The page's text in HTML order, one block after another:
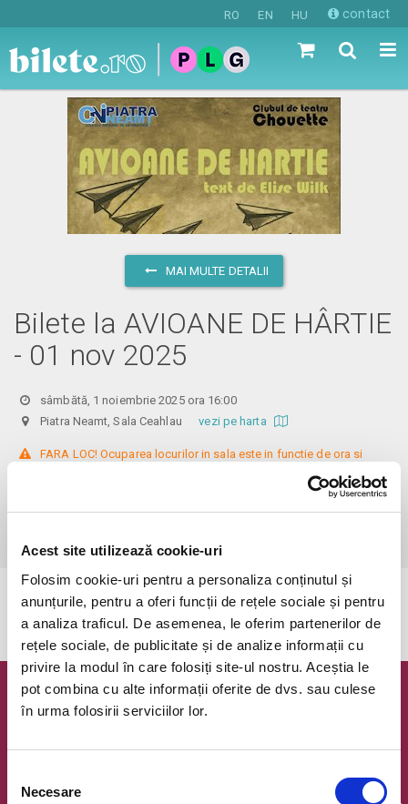
Acest site utilizează cookie-uri
Folosim cookie-uri pentru a personaliza conținutul și
anunțurile, pentru a oferi funcții de rețele sociale și pentru
a analiza traficul. De asemenea, le oferim partenerilor de
rețele sociale, de publicitate și de analize informații cu
privire la modul în care folosiți site-ul nostru. Aceștia le
pot combina cu alte informații oferite de dvs. sau culese
în urma folosirii serviciilor lor.
consimțământului
Necesare
RO EN HU contact
MAI MULTE DETALII
Bilete la AVIOANE DE HÂRTIE
- 01 nov 2025
sâmbătă, 1 noiembrie 2025 ora 16:00
Piatra Neamt, Sala Ceahlauvezi pe harta
FARA LOC! Ocuparea locurilor in sala este in functie de ora si
Biletele cu reducere se pot achiziționa doar la Agenția teatrală, pe baza
Evenimentul a expirat.
Newsletter @ Bilete.ro
Oferte exclusive si o editie saptamanala cu cele mai noi
Email